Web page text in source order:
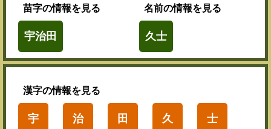
苗字の情報を見る
宇治田
名前の情報を見る
久士
漢字の情報を見る
宇 治 田 久 士